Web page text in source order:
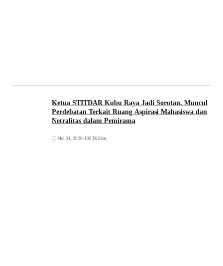
Ketua STITDAR Kubu Raya Jadi Sorotan, Muncul
Perdebatan Terkait Ruang Aspirasi Mahasiswa dan
Netralitas dalam Pemirama
Mei 31, 2026•198 Dilihat